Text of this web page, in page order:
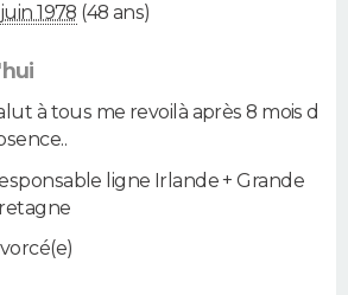
1978 (48 ans)
à tous me revoilà après 8 mois d
ligne Irlande + Grande